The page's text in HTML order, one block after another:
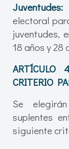
electoral
juventudes,
18 años y 28
ARTÍCULO
CRITERIO
Se
suplentes
siguiente